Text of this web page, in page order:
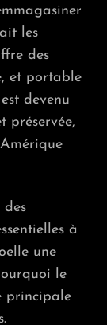
les
des
et portable
devenu
préservée,
des
à
une
le
principale